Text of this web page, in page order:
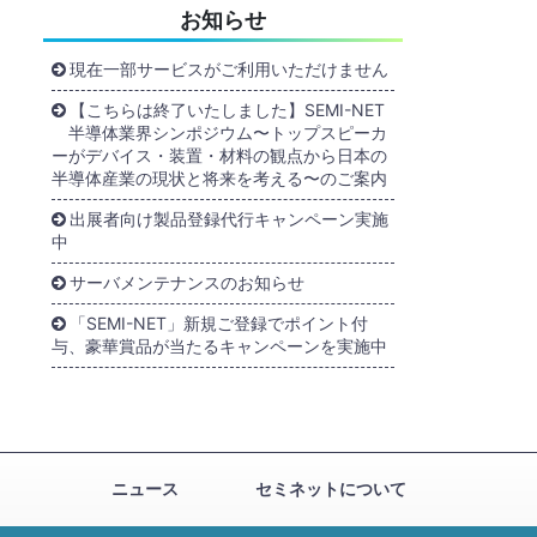
お知らせ
現在一部サービスがご利用いただけません
【こちらは終了いたしました】SEMI-NET
半導体業界シンポジウム〜トップスピーカ
ーがデバイス・装置・材料の観点から日本の
半導体産業の現状と将来を考える〜のご案内
出展者向け製品登録代行キャンペーン実施
中
サーバメンテナンスのお知らせ
「SEMI-NET」新規ご登録でポイント付
与、豪華賞品が当たるキャンペーンを実施中
ニュース セミネットについて